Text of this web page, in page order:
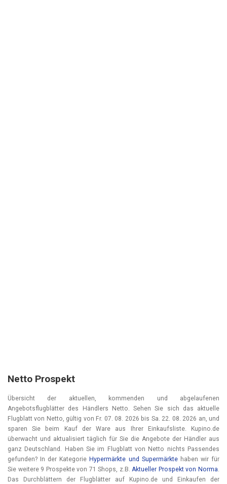
Netto Prospekt
Übersicht der aktuellen, kommenden und abgelaufenen
Angebotsflugblätter des Händlers Netto. Sehen Sie sich das aktuelle
Flugblatt von Netto, gültig von Fr. 07. 08. 2026 bis Sa. 22. 08. 2026 an, und
sparen Sie beim Kauf der Ware aus Ihrer Einkaufsliste. Kupino.de
überwacht und aktualisiert täglich für Sie die Angebote der Händler aus
ganz Deutschland. Haben Sie im Flugblatt von Netto nichts Passendes
gefunden? In der Kategorie Hypermärkte und Supermärktehaben wir für
Sie weitere 9 Prospekte von 71 Shops, z.B.Aktueller Prospekt von Norma.
Das Durchblättern der Flugblätter auf Kupino.de und Einkaufen der